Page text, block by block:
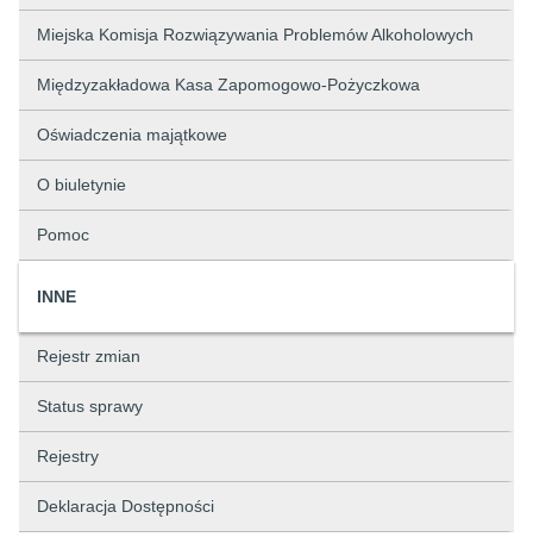
Miejska Komisja Rozwiązywania Problemów Alkoholowych
Międzyzakładowa Kasa Zapomogowo-Pożyczkowa
Oświadczenia majątkowe
O biuletynie
Pomoc
INNE
Rejestr zmian
Status sprawy
Rejestry
Deklaracja Dostępności